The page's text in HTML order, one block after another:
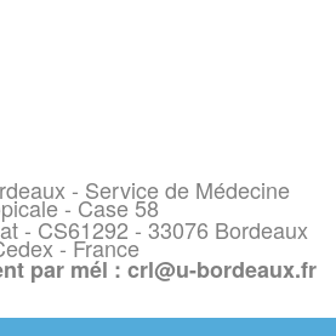
- Service de Médecine
- Case 58
- CS61292 - 33076 Bordeaux
- France
par mél : crl@u-bordeaux.fr